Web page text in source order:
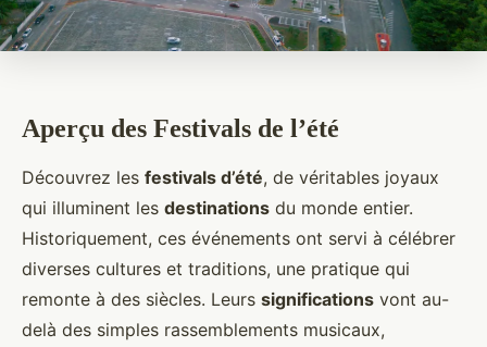
Aperçu des Festivals de l’été
Découvrez les festivals d’été, de véritables joyaux
qui illuminent les destinations du monde entier.
Historiquement, ces événements ont servi à célébrer
diverses cultures et traditions, une pratique qui
remonte à des siècles. Leurs significations vont au-
delà des simples rassemblements musicaux,